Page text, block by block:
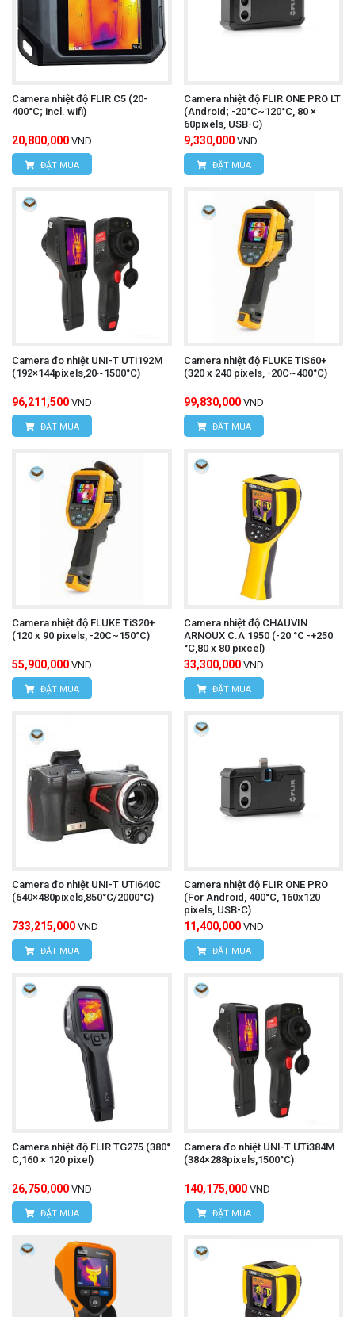
Camera nhiệt độ FLIR C5 (20-
400°C; incl. wifi)
20,800,000 VND
ĐẶT MUA
Camera nhiệt độ FLIR ONE PRO LT
(Android; -20°C~120°C, 80 ×
60pixels, USB-C)
9,330,000 VND
ĐẶT MUA
Camera đo nhiệt UNI-T UTi192M
(192×144pixels,20~1500°C)
96,211,500 VND
ĐẶT MUA
Camera nhiệt độ FLUKE TiS60+
(320 x 240 pixels, -20C~400°C)
99,830,000 VND
ĐẶT MUA
Camera nhiệt độ FLUKE TiS20+
(120 x 90 pixels, -20C~150°C)
55,900,000 VND
ĐẶT MUA
Camera nhiệt độ CHAUVIN
ARNOUX C.A 1950 (-20 °C -+250
°C,80 x 80 pixcel)
33,300,000 VND
ĐẶT MUA
Camera đo nhiệt UNI-T UTi640C
(640×480pixels,850°C/2000°C)
733,215,000 VND
ĐẶT MUA
Camera nhiệt độ FLIR ONE PRO
(For Android, 400°C, 160x120
pixels, USB-C)
11,400,000 VND
ĐẶT MUA
Camera nhiệt độ FLIR TG275 (380°
C,160 × 120 pixel)
26,750,000 VND
ĐẶT MUA
Camera đo nhiệt UNI-T UTi384M
(384×288pixels,1500°C)
140,175,000 VND
ĐẶT MUA